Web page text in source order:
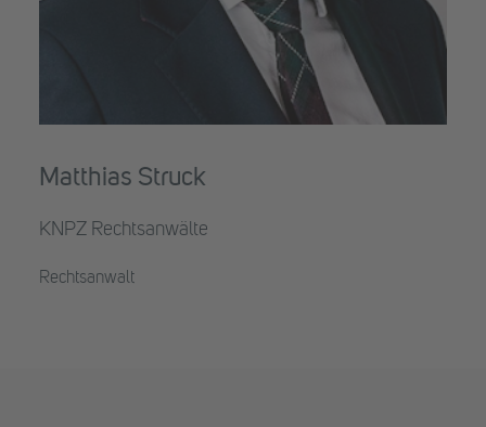
Matthias Struck
KNPZ Rechtsanwälte
Rechtsanwalt